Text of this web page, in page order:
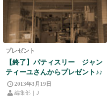
プレゼント
【終了】パティスリー ジャン
ティーユさんからプレゼント♪♪
2013年3月19日
編集部｜J